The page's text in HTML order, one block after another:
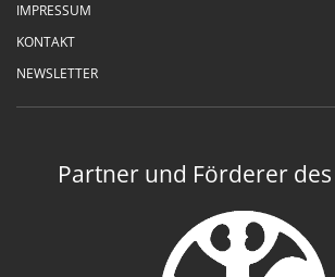
IMPRESSUM
KONTAKT
NEWSLETTER
Partner und Förderer des